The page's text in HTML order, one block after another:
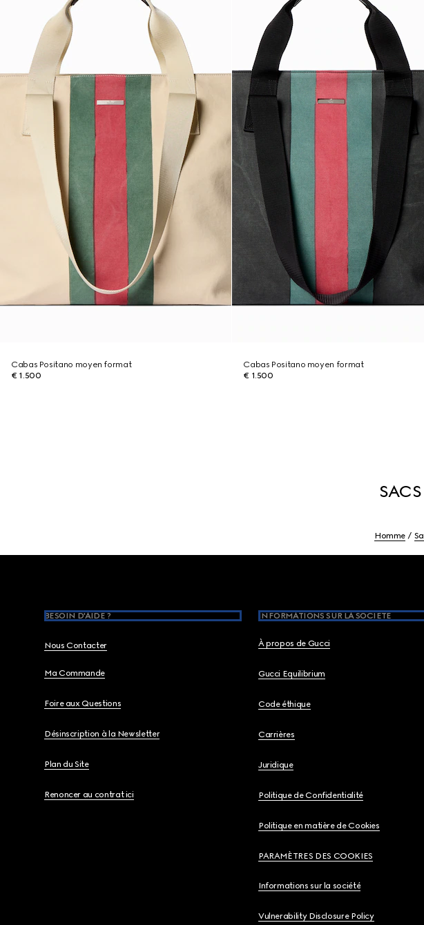
Cabas Positano moyen format
€ 1.500
Cabas Positano moyen format
€ 1.500
Homme
BESOIN D'AIDE ?
Nous Contacter
Ma Commande
Foire aux Questions
Désinscription à la Newsletter
Plan du Site
Renoncer au contrat ici
INFORMATIONS SUR LA SOCIETE
À propos de Gucci
Gucci Equilibrium
Code éthique
Carrières
Juridique
Politique de Confidentialité
Politique en matière de Cookies
PARAMÈTRES DES COOKIES
Informations sur la société
Vulnerability Disclosure Policy